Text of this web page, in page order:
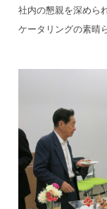
社内の懇親を深めら
ケータリングの素晴